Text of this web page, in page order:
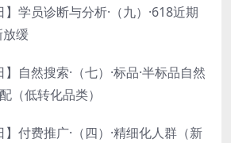
】学员诊断与分析·（九）·618近期
缓
】自然搜索·（七）·标品·半标品自然
（低转化品类）
】付费推广·（四）·精细化人群（新